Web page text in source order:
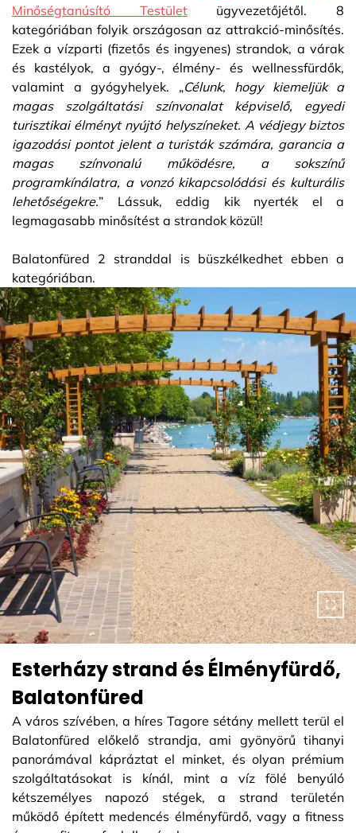
Minőségtanúsító Testületügyvezetőjétől. 8
kategóriában folyik országosan az attrakció-minősítés.
Ezek a vízparti (fizetős és ingyenes) strandok, a várak
és kastélyok, a gyógy-, élmény- és wellnessfürdők,
valamint a gyógyhelyek. „Célunk, hogy kiemeljük a
magas szolgáltatási színvonalat képviselő, egyedi
turisztikai élményt nyújtó helyszíneket. A védjegy biztos
igazodási pontot jelent a turisták számára, garancia a
magas színvonalú működésre, a sokszínű
programkínálatra, a vonzó kikapcsolódási és kulturális
lehetőségekre.” Lássuk, eddig kik nyerték el a
legmagasabb minősítést a strandok közül!
Balatonfüred 2 stranddal is büszkélkedhet ebben a
kategóriában.
Esterházy strand és Élményfürdő,
Balatonfüred
A város szívében, a híres Tagore sétány mellett terül el
Balatonfüred előkelő strandja, ami gyönyörű tihanyi
panorámával kápráztat el minket, és olyan prémium
szolgáltatásokat is kínál, mint a víz fölé benyúló
kétszemélyes napozó stégek, a strand területén
működő épített medencés élményfürdő, vagy a fitness